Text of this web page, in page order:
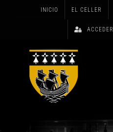
INICIO EL CELLER
ACCEDER